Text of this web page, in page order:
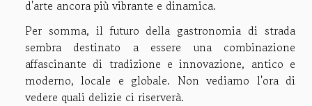
d'arte ancora più vibrante e dinamica.
Per somma, il futuro della gastronomia di strada
sembra destinato a essere una combinazione
affascinante di tradizione e innovazione, antico e
moderno, locale e globale. Non vediamo l'ora di
vedere quali delizie ci riserverà.